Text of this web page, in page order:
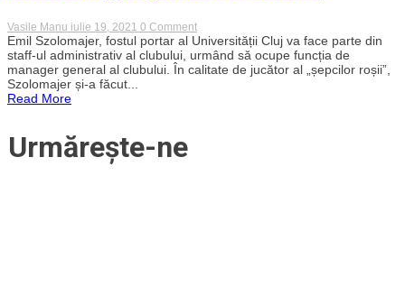
Vasile Manu iulie 19, 2021 0 Commenton
„Super-
Solo”
revine
la
Emil Szolomajer, fostul portar al Universității Cluj va face parte din
staff-ul administrativ al clubului, urmând să ocupe funcția de
manager general al clubului. În calitate de jucător al „șepcilor roșii”,
Szolomajer și-a făcut...
Read More
Urmărește-ne